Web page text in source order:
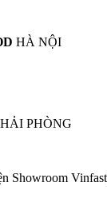
HÀ NỘI
PHÒNG
Showroom